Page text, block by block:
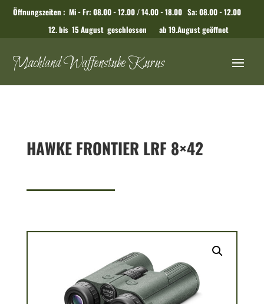
Öffnungszeiten : Mi - Fr: 08.00 - 12.00 / 14.00 - 18.00 Sa: 08.00 - 12.00
12. bis 15 August geschlossen ab 19.August geöffnet
Machland Waffenstube Kurus
HAWKE FRONTIER LRF 8×42